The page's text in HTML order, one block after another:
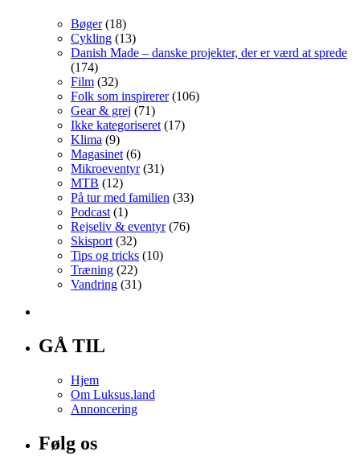
Bøger(18)
Cykling (13)
Danish Made – danske projekter, der er værd at sprede
(174)
Film (32)
Folk som inspirerer(106)
Gear & grej (71)
Ikke kategoriseret (17)
Klima (9)
Magasinet (6)
Mikroeventyr(31)
MTB (12)
På tur med familien (33)
Podcast (1)
Rejseliv & eventyr(76)
Skisport (32)
Tips og tricks (10)
Træning (22)
Vandring (31)
GÅ TIL
Hjem
Om Luksus.land
Annoncering
Følg os